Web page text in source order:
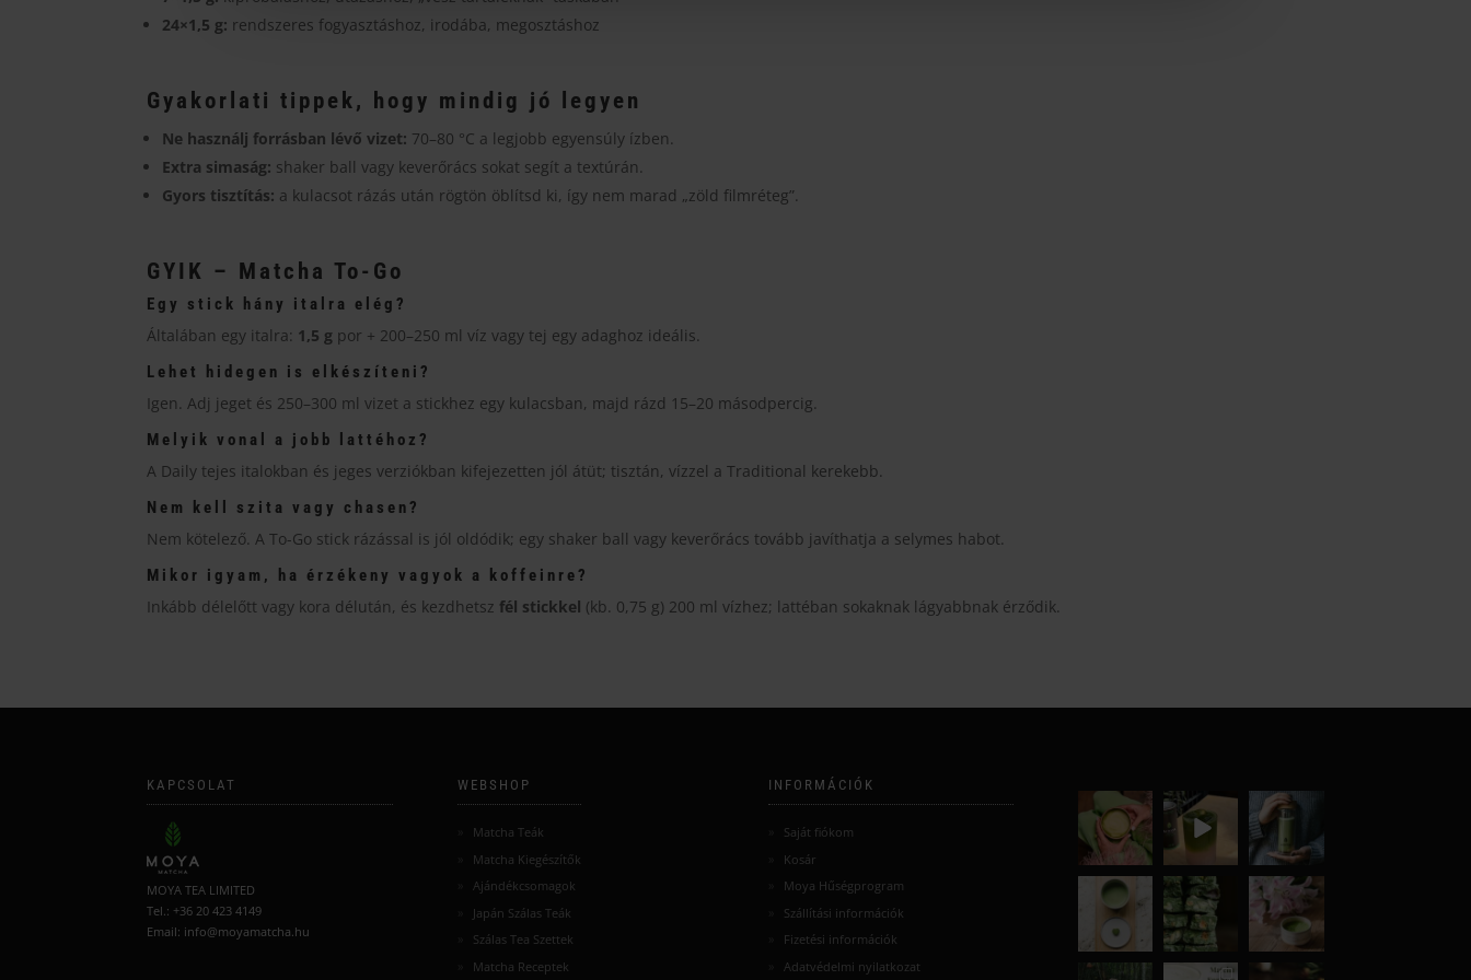
24×1,5 g: rendszeres fogyasztáshoz, irodába, megosztáshoz
Gyakorlati tippek, hogy mindig jó legyen
Ne használj forrásban lévő vizet: 70–80 °C a legjobb egyensúly ízben.
Extra simaság: shaker ball vagy keverőrács sokat segít a textúrán.
Gyors tisztítás: a kulacsot rázás után rögtön öblítsd ki, így nem marad „zöld filmréteg”.
GYIK – Matcha To-Go
Egy stick hány italra elég?
Általában egy italra: 1,5 g por + 200–250 ml víz vagy tej egy adaghoz ideális.
Lehet hidegen is elkészíteni?
Igen. Adj jeget és 250–300 ml vizet a stickhez egy kulacsban, majd rázd 15–20 másodpercig.
Melyik vonal a jobb lattéhoz?
A Daily tejes italokban és jeges verziókban kifejezetten jól átüt; tisztán, vízzel a Traditional kerekebb.
Nem kell szita vagy chasen?
Nem kötelező. A To-Go stick rázással is jól oldódik; egy shaker ball vagy keverőrács tovább javíthatja a selymes habot.
Mikor igyam, ha érzékeny vagyok a koffeinre?
Inkább délelőtt vagy kora délután, és kezdhetsz fél stickkel (kb. 0,75 g) 200 ml vízhez; lattéban sokaknak lágyabbnak érződik.
KAPCSOLAT
MOYA TEA LIMITED
Tel.: +36 20 423 4149
Email: info@moyamatcha.hu
WEBSHOP
Matcha Teák
Matcha Kiegészítők
Ajándékcsomagok
Japán Szálas Teák
Szálas Tea Szettek
Matcha Receptek
INFORMÁCIÓK
Saját fiókom
Kosár
Moya Hűségprogram
Szállítási információk
Fizetési információk
Adatvédelmi nyilatkozat
moyamatcha.
hu
moyamatcha.
hu
moyamatcha.
Dec 19
moyamatcha.
hu
Máj 1
moyamatcha.
hu
ápr 28
moyamatcha.
hu
ápr 18